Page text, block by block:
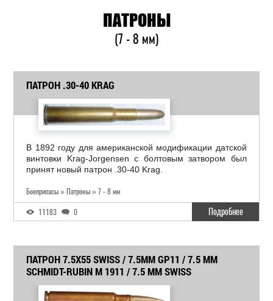
ПАТРОНЫ
(7 - 8 мм)
ПАТРОН .30-40 KRAG
В 1892 году для американской модификации датской
винтовки Krag-Jorgensen с болтовым затвором был
принят новый патрон .30-40 Krag.
Боеприпасы » Патроны » 7 - 8 мм
11183 0 Подробнее
ПАТРОН 7.5X55 SWISS / 7.5MM GP11 / 7.5 MM
SCHMIDT-RUBIN M 1911 / 7.5 MM SWISS